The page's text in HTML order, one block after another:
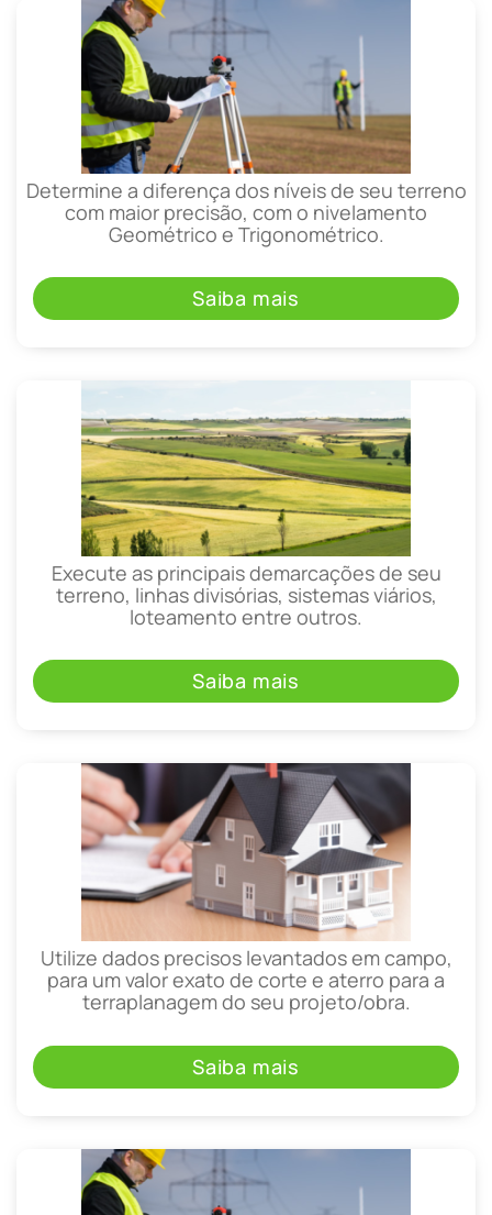
Determine a diferença dos níveis de seu terreno
com maior precisão, com o nivelamento
Geométrico e Trigonométrico.
Saiba mais
Execute as principais demarcações de seu
terreno, linhas divisórias, sistemas viários,
loteamento entre outros.
Saiba mais
Utilize dados precisos levantados em campo,
para um valor exato de corte e aterro para a
terraplanagem do seu projeto/obra.
Saiba mais